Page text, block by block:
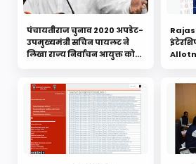
पंचायतीराज चुनाव 2020 अपडेट-
उपमुख्यमंत्री सचिन पायलट ने
लिखा राज्य निर्वाचन आयुक्त को
के लिए 7 फरवरी से पूर्व चुनाव का
किया निवेदन